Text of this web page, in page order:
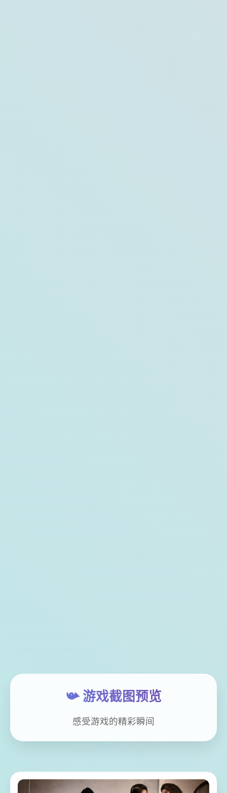
📯 游戏截图预览
感受游戏的精彩瞬间